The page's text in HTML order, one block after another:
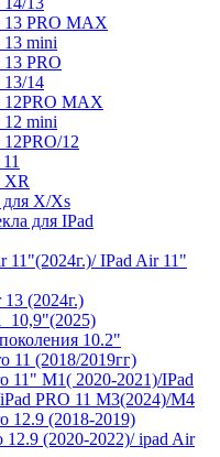
13 PRO MAX
13 mini
PRO
13/14
12PRO MAX
12 mini
12
XR
для X/Xs
для IPad
11"(2024г.)/ IPad Air 11"
(2024г.)
10.2"
11 (2018/2019гг)
11" М1( 2020-2021)/IPad
PRO 11 M3(2024)/M4
12.9 (2018-2019)
12.9 (2020-2022)/ ipad Air